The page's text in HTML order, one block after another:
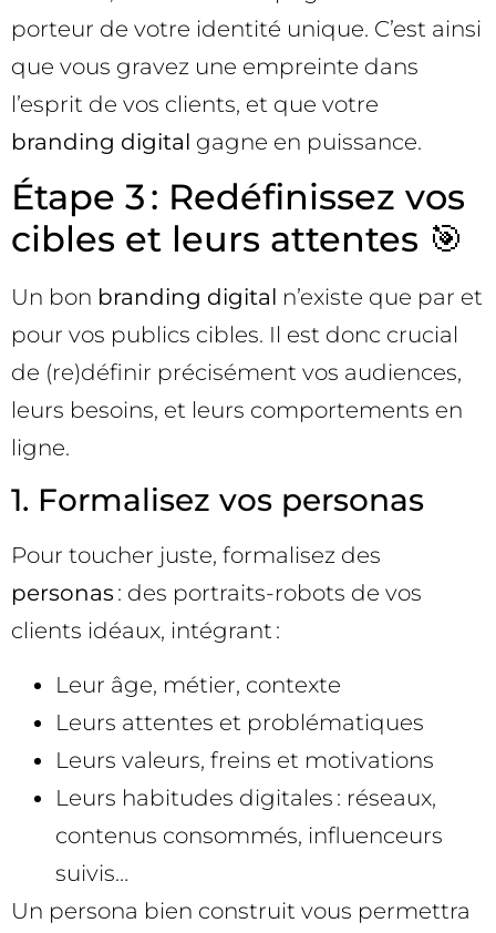
porteur de votre identité unique. C’est ainsi
que vous gravez une empreinte dans
l’esprit de vos clients, et que votre
branding digital gagne en puissance.
Étape 3 : Redéfinissez vos
cibles et leurs attentes 🎯
Un bon branding digital n’existe que par et
pour vos publics cibles. Il est donc crucial
de (re)définir précisément vos audiences,
leurs besoins, et leurs comportements en
ligne.
1. Formalisez vos personas
Pour toucher juste, formalisez des
personas : des portraits-robots de vos
clients idéaux, intégrant :
Leur âge, métier, contexte
Leurs attentes et problématiques
Leurs valeurs, freins et motivations
Leurs habitudes digitales : réseaux,
contenus consommés, influenceurs
suivis…
Un persona bien construit vous permettra